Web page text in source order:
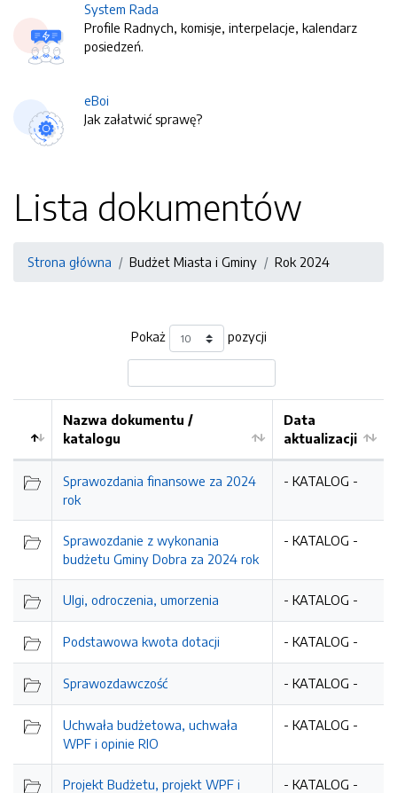
System Rada
Profile Radnych, komisje, interpelacje, kalendarz
posiedzeń.
eBoi
Jak załatwić sprawę?
Lista dokumentów
Strona główna Budżet Miasta i Gminy Rok 2024
Pokaż pozycji
Nazwa dokumentu /
katalogu
Data
aktualizacji
Sprawozdania finansowe za 2024
rok
- KATALOG -
Sprawozdanie z wykonania
budżetu Gminy Dobra za 2024 rok
- KATALOG -
Ulgi, odroczenia, umorzenia - KATALOG -
Podstawowa kwota dotacji - KATALOG -
Sprawozdawczość - KATALOG -
Uchwała budżetowa, uchwała
WPF i opinie RIO
- KATALOG -
Projekt Budżetu, projekt WPF i
- KATALOG -